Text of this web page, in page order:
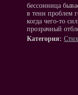
бессонница
в тени проблем
когда чего-то
прозрачный
Категория: